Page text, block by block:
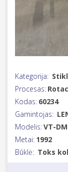
Kategorija:
Procesas:
Kodas: 60234
Gamintojas:
Modelis:VT-
Metai: 1992
Būklė: Toks